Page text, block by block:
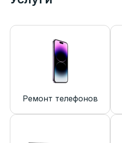
Ремонт телефонов